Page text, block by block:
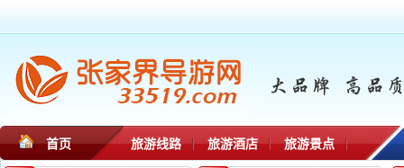
首页 旅游线路 旅游酒店 旅游景点